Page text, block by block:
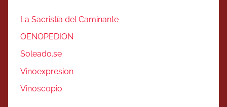
La Sacristía del Caminante
OENOPEDION
Soleado.se
Vinoexpresion
Vinoscopio